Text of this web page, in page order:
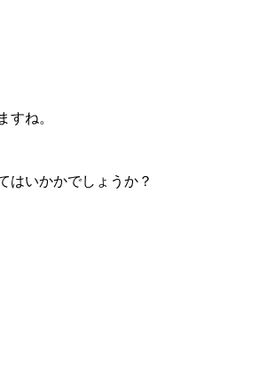
すね。
はいかかでしょうか？